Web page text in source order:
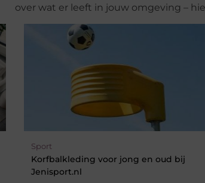
over wat er leeft in jouw omgeving –
Sport
Korfbalkleding voor jong en oud bij
Jenisport.nl